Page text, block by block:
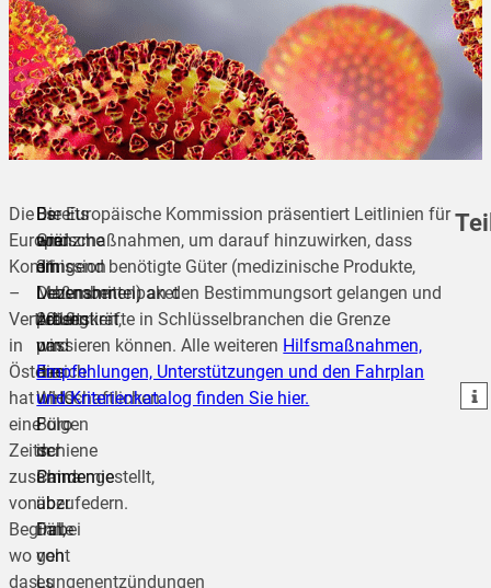
Die
Europäische
Kommission
–
Vertretung
in
Österreich
hat
eine
Zeitschiene
zusammengestellt,
von
Beginn,
wo
das
Bereits
am
31.
Dezember
2019
wird
das
WHO-
Büro
in
China
über
Fälle
von
Lungenentzündungen
Es
wird
ein
Maßnahmenpaket
präsentiert,
um
die
wirtschaftlichen
Folgen
der
Pandemie
abzufedern.
Dabei
geht
es
Die Europäische Kommission präsentiert Leitlinien für
Grenzmaßnahmen, um darauf hinzuwirken, dass
dringend benötigte Güter (medizinische Produkte,
Lebensmittel) an den Bestimmungsort gelangen und
Arbeitskräfte in Schlüsselbranchen die Grenze
passieren können. Alle weiteren Hilfsmaßnahmen,
Empfehlungen, Unterstützungen und den Fahrplan
und Kriterienkatalog finden Sie hier.
teilen